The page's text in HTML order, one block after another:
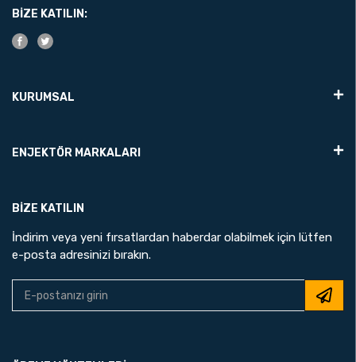
BIZE KATILIN:
KURUMSAL
ENJEKTÖR MARKALARI
BIZE KATILIN
İndirim veya yeni fırsatlardan haberdar olabilmek için lütfen
e-posta adresinizi bırakın.